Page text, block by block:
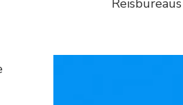
Reisbureaus